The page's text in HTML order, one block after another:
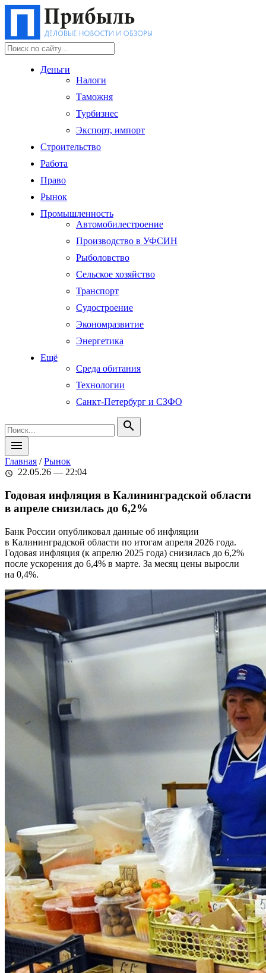
Деньги
Налоги
Таможня
Турбизнес
Экспорт, импорт
Строительство
Работа
Право
Рынок
Промышленность
Автомобилестроение
Производство в УФСИН
Рыболовство
Сельское хозяйство
Транспорт
Судостроение
Экономразвитие
Энергетика
Ещё
Среда обитания
Технологии
Санкт-Петербург и СЗФО
search
menu
Главная /Рынок
schedule 22.05.26 — 22:04
Годовая инфляция в Калининградской области
в апреле снизилась до 6,2%
Банк России опубликовал данные об инфляции
в Калининградской области по итогам апреля 2026 года.
Годовая инфляция (к апрелю 2025 года) снизилась до 6,2%
после ускорения до 6,4% в марте. За месяц цены выросли
на 0,4%.